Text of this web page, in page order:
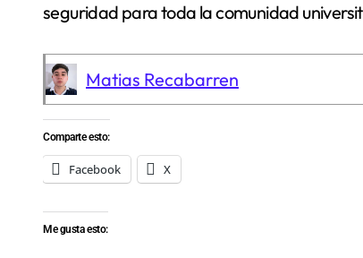
seguridad para toda la comunidad
Matias Recabarren
Comparte esto:
Facebook X
Me gusta esto: